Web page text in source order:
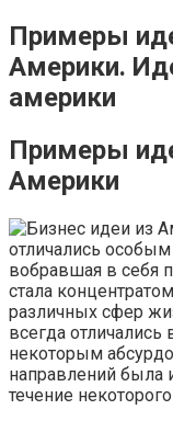
Примеры
Америки.
америки
Примеры
Америки
отличались
вобравшая в себя
стала
различных сфер
всегда
некоторым
направлений была
течение